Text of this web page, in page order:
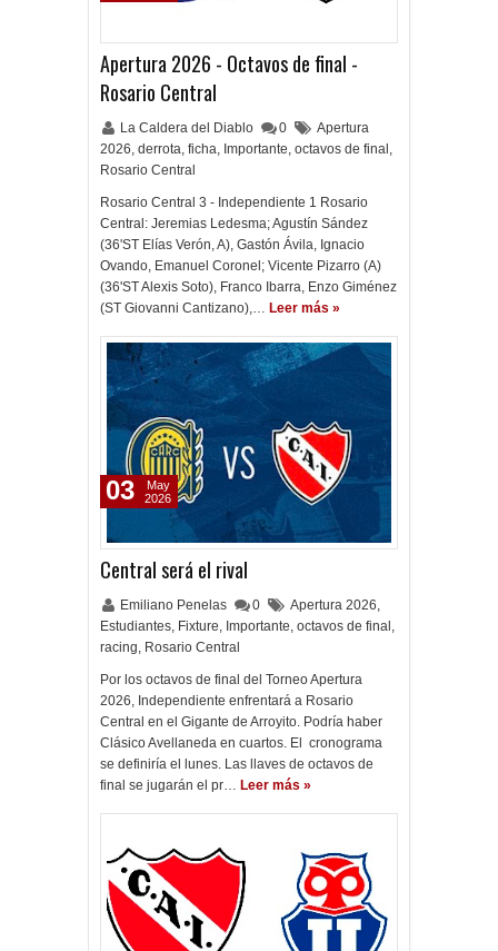
Apertura 2026 - Octavos de final -
Rosario Central
La Caldera del Diablo 0
Apertura
2026, derrota, ficha, Importante, octavos de final ,
Rosario Central
Rosario Central 3 - Independiente 1 Rosario
Central: Jeremias Ledesma; Agustín Sández
(36'ST Elías Verón, A), Gastón Ávila, Ignacio
Ovando, Emanuel Coronel; Vicente Pizarro (A)
(36'ST Alexis Soto), Franco Ibarra, Enzo Giménez
(ST Giovanni Cantizano),… Leer más »
Central será el rival
Emiliano Penelas 0 Apertura 2026,
Estudiantes, Fixture, Importante, octavos de final ,
racing, Rosario Central
Por los octavos de final del Torneo Apertura
2026, Independiente enfrentará a Rosario
Central en el Gigante de Arroyito. Podría haber
Clásico Avellaneda en cuartos. El cronograma
se definiría el lunes. Las llaves de octavos de
final se jugarán el pr… Leer más »
03
May
2026